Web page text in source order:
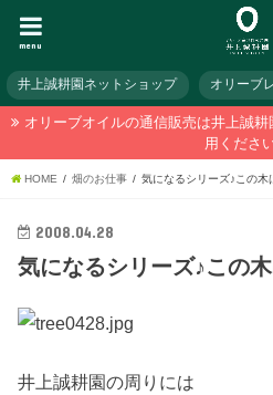
menu
井上誠耕園ネットショップ オリーブ
オリーブオイルの通信販売は井上誠
用くださ
HOME 畑のお仕事 気になるシリーズ♪この木
2008.04.28
気になるシリーズ♪この
井上誠耕園の周りには